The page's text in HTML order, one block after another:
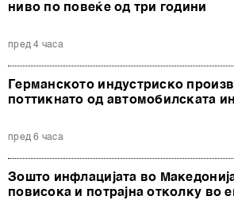
ниво по повеќе од три години
пред 4 часа
Германското индустриско
поттикнато од автомобилската
пред 6 часа
Зошто инфлацијата во
повисока и потрајна отколку во